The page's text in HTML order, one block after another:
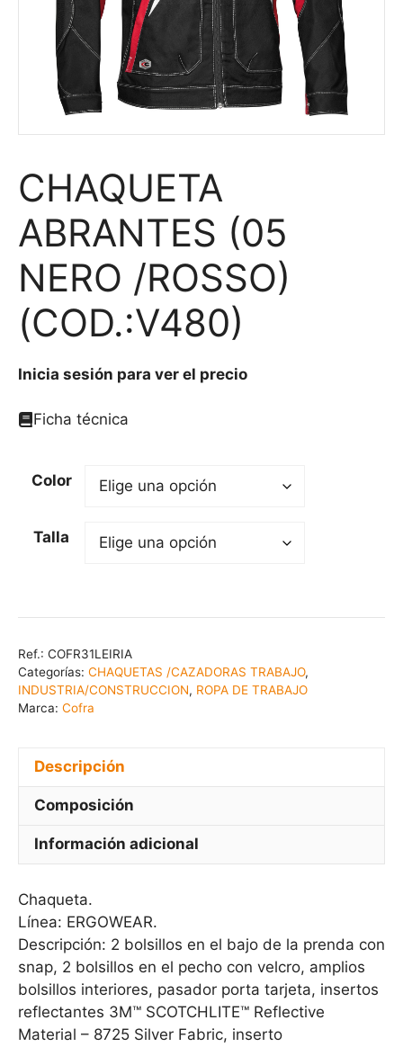
CHAQUETA
ABRANTES (05
NERO /ROSSO)
(COD.:V480)
Inicia sesión para ver el precio
Ficha técnica
Color
Talla
Ref.: COFR31LEIRIA
Categorías: CHAQUETAS /CAZADORAS TRABAJO,
INDUSTRIA/CONSTRUCCION, ROPA DE TRABAJO
Marca: Cofra
Descripción
Composición
Información adicional
Chaqueta.
Línea: ERGOWEAR.
Descripción: 2 bolsillos en el bajo de la prenda con
snap, 2 bolsillos en el pecho con velcro, amplios
bolsillos interiores, pasador porta tarjeta, insertos
reflectantes 3M™ SCOTCHLITE™ Reflective
Material – 8725 Silver Fabric, inserto